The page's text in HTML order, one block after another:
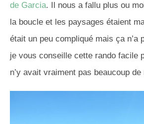
de Garcia. Il nous a fallu plus ou
la boucle et les paysages étaient
était un peu compliqué mais ça n’a
je vous conseille cette rando facile
n’y avait vraiment pas beaucoup de